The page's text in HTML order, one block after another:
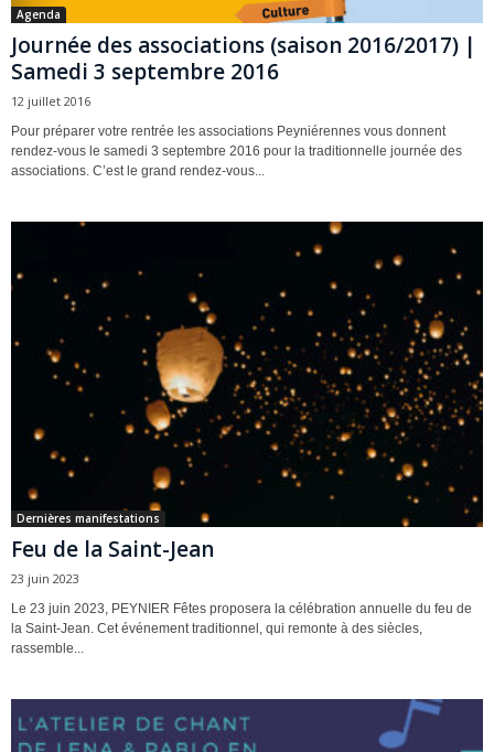
Agenda
Journée des associations (saison 2016/2017) |
Samedi 3 septembre 2016
12 juillet 2016
Pour préparer votre rentrée les associations Peyniérennes vous donnent
rendez-vous le samedi 3 septembre 2016 pour la traditionnelle journée des
associations. C’est le grand rendez-vous...
Dernières manifestations
Feu de la Saint-Jean
23 juin 2023
Le 23 juin 2023, PEYNIER Fêtes proposera la célébration annuelle du feu de
la Saint-Jean. Cet événement traditionnel, qui remonte à des siècles,
rassemble...